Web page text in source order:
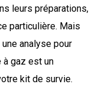
leurs préparations,
particulière. Mais
analyse pour
à gaz est un
kit de survie.